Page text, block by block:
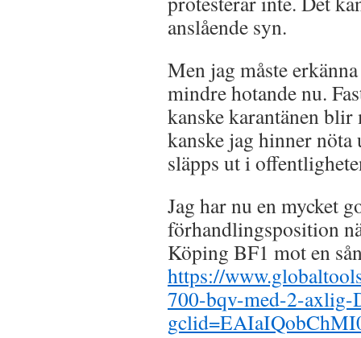
anslående syn.
Men jag måste
mindre hotande nu.
kanske karantänen blir
kanske jag hinner nöta
släpps ut i
Jag har nu en mycket
förhandlingsposition
Köping BF1 mot en
https://
700-bqv-med-2-axlig-